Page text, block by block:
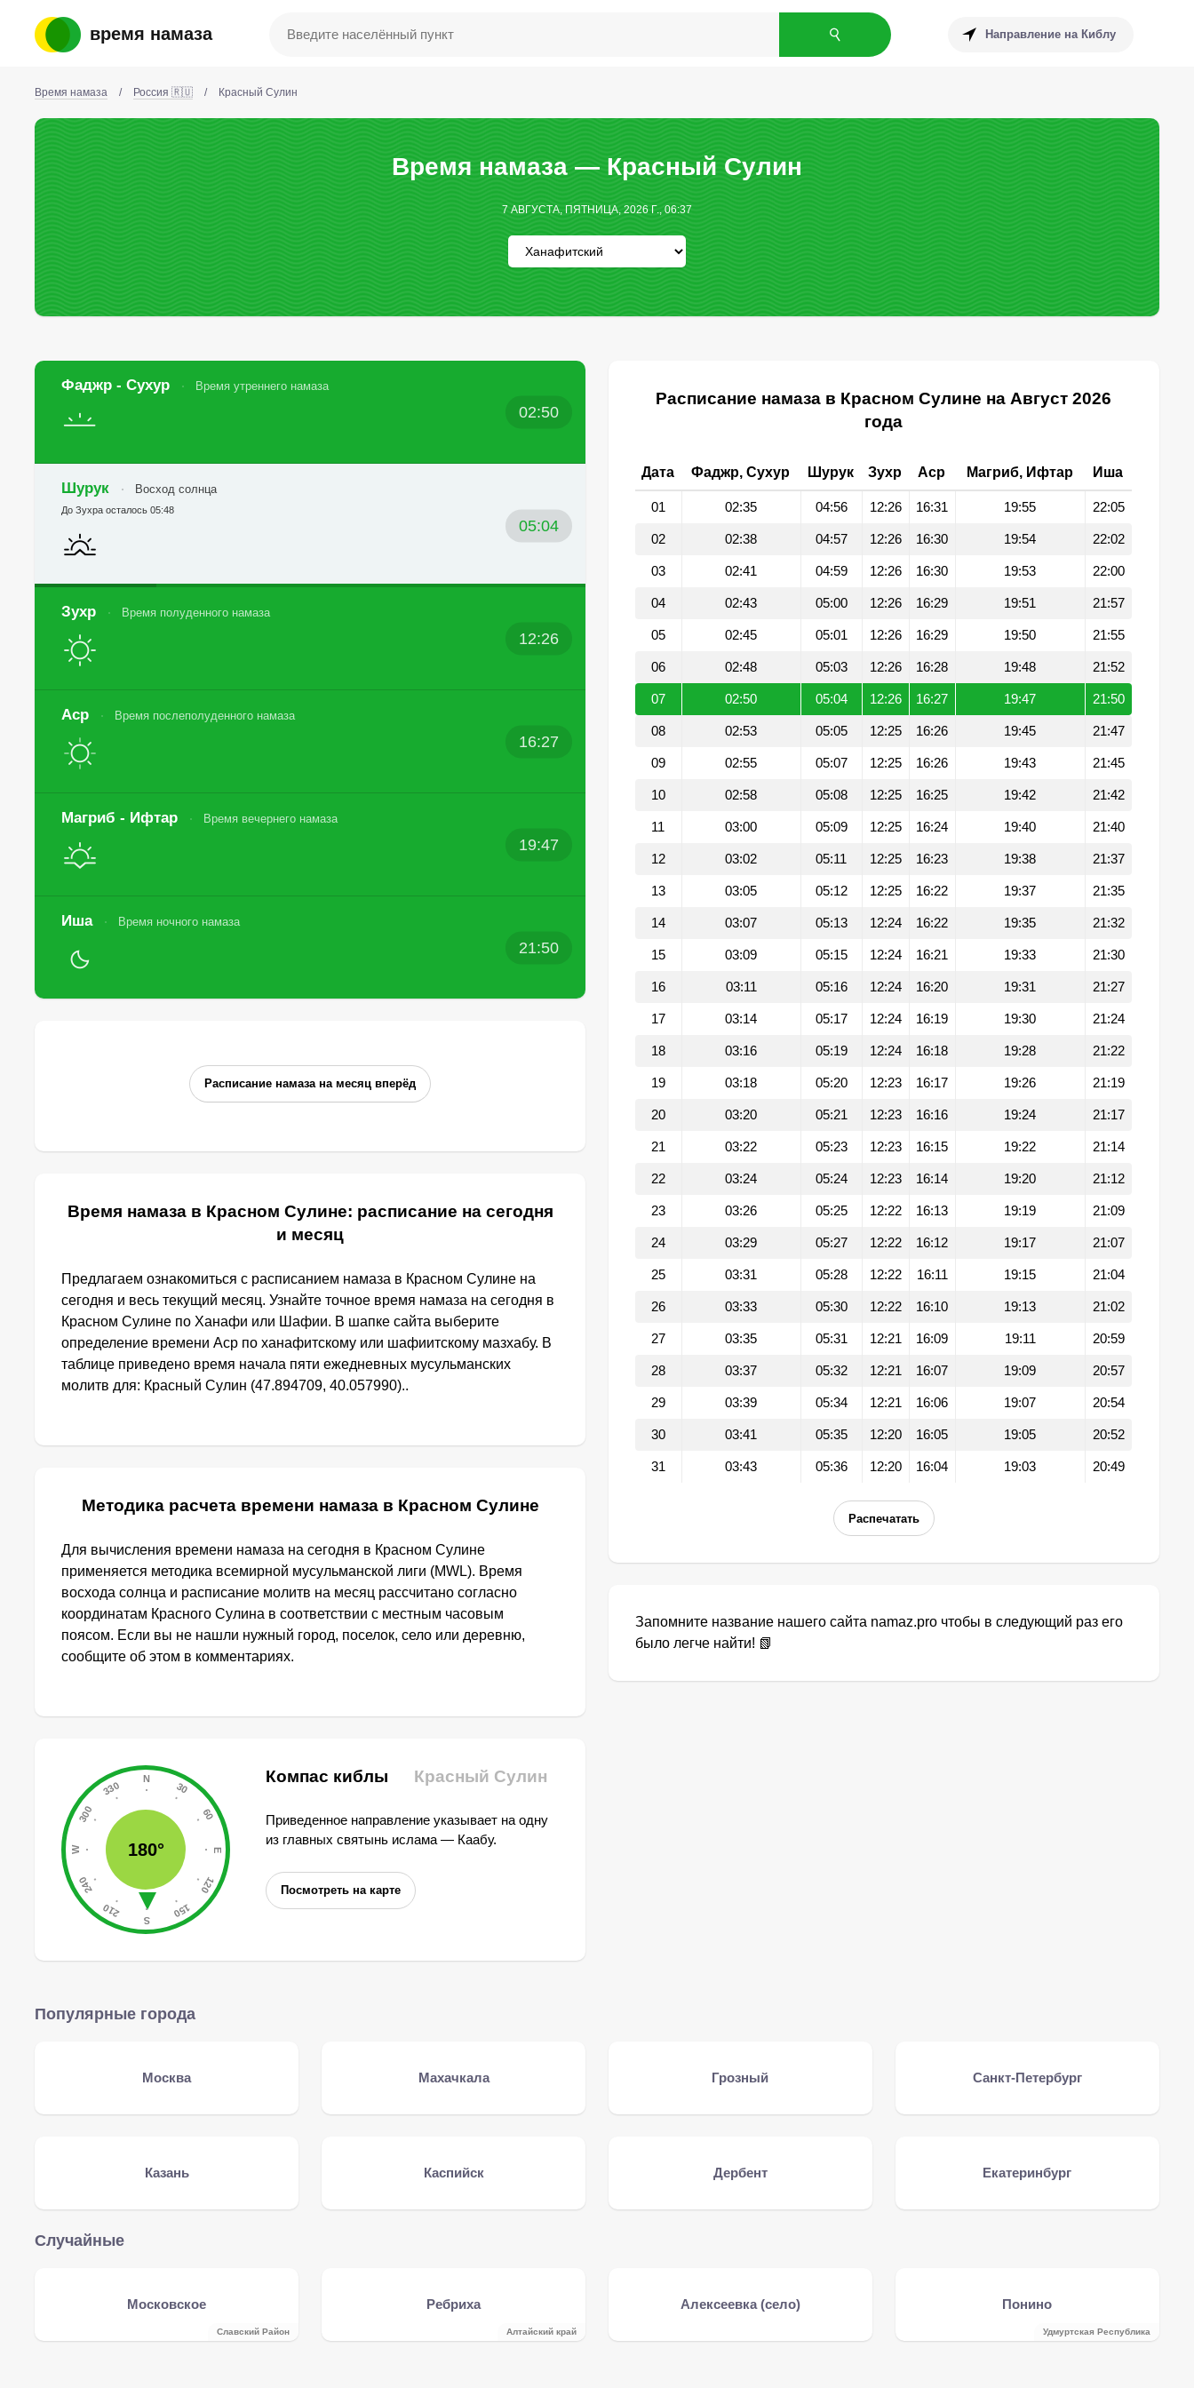
время намаза Направление на Киблу
Время намаза / Россия 🇷🇺 / Красный Сулин
Время намаза — Красный Сулин
7 АВГУСТА, ПЯТНИЦА, 2026 Г., 06:37
Фаджр - Сухур Время утреннего намаза
02:50
Шурук Восход солнца
05:04
До Зухра осталось 05:48
Зухр Время полуденного намаза
12:26
Аср Время послеполуденного намаза
16:27
Магриб - Ифтар Время вечернего намаза
19:47
Иша Время ночного намаза
21:50
Расписание намаза на месяц вперёд
Время намаза в Красном Сулине: расписание на сегодня
и месяц
Предлагаем ознакомиться с расписанием намаза в Красном Сулине на
сегодня и весь текущий месяц. Узнайте точное время намаза на сегодня в
Красном Сулине по Ханафи или Шафии. В шапке сайта выберите
определение времени Аср по ханафитскому или шафиитскому мазхабу. В
таблице приведено время начала пяти ежедневных мусульманских
молитв для: Красный Сулин (47.894709, 40.057990)..
Методика расчета времени намаза в Красном Сулине
Для вычисления времени намаза на сегодня в Красном Сулине
применяется методика всемирной мусульманской лиги (MWL). Время
восхода солнца и расписание молитв на месяц рассчитано согласно
координатам Красного Сулина в соответствии с местным часовым
поясом. Если вы не нашли нужный город, поселок, село или деревню,
сообщите об этом в комментариях.
180°
Компас киблы Красный Сулин
Приведенное направление указывает на одну
из главных святынь ислама — Каабу.
Посмотреть на карте
Расписание намаза в Красном Сулине на Август 2026
года
Дата Фаджр, Сухур Шурук Зухр Аср Магриб, Ифтар Иша
01 02:35 04:56 12:26 16:31 19:55 22:05
02 02:38 04:57 12:26 16:30 19:54 22:02
03 02:41 04:59 12:26 16:30 19:53 22:00
04 02:43 05:00 12:26 16:29 19:51 21:57
05 02:45 05:01 12:26 16:29 19:50 21:55
06 02:48 05:03 12:26 16:28 19:48 21:52
07 02:50 05:04 12:26 16:27 19:47 21:50
08 02:53 05:05 12:25 16:26 19:45 21:47
09 02:55 05:07 12:25 16:26 19:43 21:45
10 02:58 05:08 12:25 16:25 19:42 21:42
11 03:00 05:09 12:25 16:24 19:40 21:40
12 03:02 05:11 12:25 16:23 19:38 21:37
13 03:05 05:12 12:25 16:22 19:37 21:35
14 03:07 05:13 12:24 16:22 19:35 21:32
15 03:09 05:15 12:24 16:21 19:33 21:30
16 03:11 05:16 12:24 16:20 19:31 21:27
17 03:14 05:17 12:24 16:19 19:30 21:24
18 03:16 05:19 12:24 16:18 19:28 21:22
19 03:18 05:20 12:23 16:17 19:26 21:19
20 03:20 05:21 12:23 16:16 19:24 21:17
21 03:22 05:23 12:23 16:15 19:22 21:14
22 03:24 05:24 12:23 16:14 19:20 21:12
23 03:26 05:25 12:22 16:13 19:19 21:09
24 03:29 05:27 12:22 16:12 19:17 21:07
25 03:31 05:28 12:22 16:11 19:15 21:04
26 03:33 05:30 12:22 16:10 19:13 21:02
27 03:35 05:31 12:21 16:09 19:11 20:59
28 03:37 05:32 12:21 16:07 19:09 20:57
29 03:39 05:34 12:21 16:06 19:07 20:54
30 03:41 05:35 12:20 16:05 19:05 20:52
31 03:43 05:36 12:20 16:04 19:03 20:49
Распечатать
Запомните название нашего сайта namaz.pro чтобы в следующий раз его
было легче найти! 📗
Популярные города
Москва Махачкала Грозный Санкт-Петербург
Казань Каспийск Дербент Екатеринбург
Случайные
Московское
Славский Район
Ребриха
Алтайский край
Алексеевка (село) Понино
Удмуртская Республика